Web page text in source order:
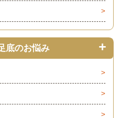
底のお悩み